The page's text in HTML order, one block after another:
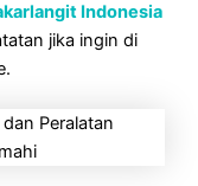
Indonesia
jika ingin di